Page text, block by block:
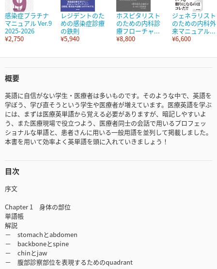
感染症プラチナ
マニュアル Ver.9
2025-2026
¥2,750
レジデントのた
めの感染症診療
の鉄則
¥5,940
ホスピタリスト
のための内科診
療フローチャ...
¥8,800
ジェネラリスト
のための内科外
来マニュアル...
¥6,600
概要
英語に自信がない学生・医療者は多いものです。そのような中で、英語を
学ぼう、学び直そうという学生や医療者が増えています。医療英語を学ぶ
には、まずは医療英単語から覚える必要がありますが、暗記しやすいよ
う、また医療現場で役立つよう、医療者同士の会話で用いるプロフェッ
ショナルな単語と、患者さんに用いる一般用語を並列して掲載しました。
本書を用いて効率よく英単語を頭に入れていきましょう！
目次
序文
Chapter 1 身体の部位
単語帳
解説
－ stomachとabdomen
－ backboneとspine
－ chinとjaw
－ 腹部診察部位を表現するためのquadrant